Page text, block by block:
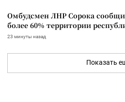
Омбудсмен ЛНР Сорока
более 60% территории
23 минуты назад
Показать